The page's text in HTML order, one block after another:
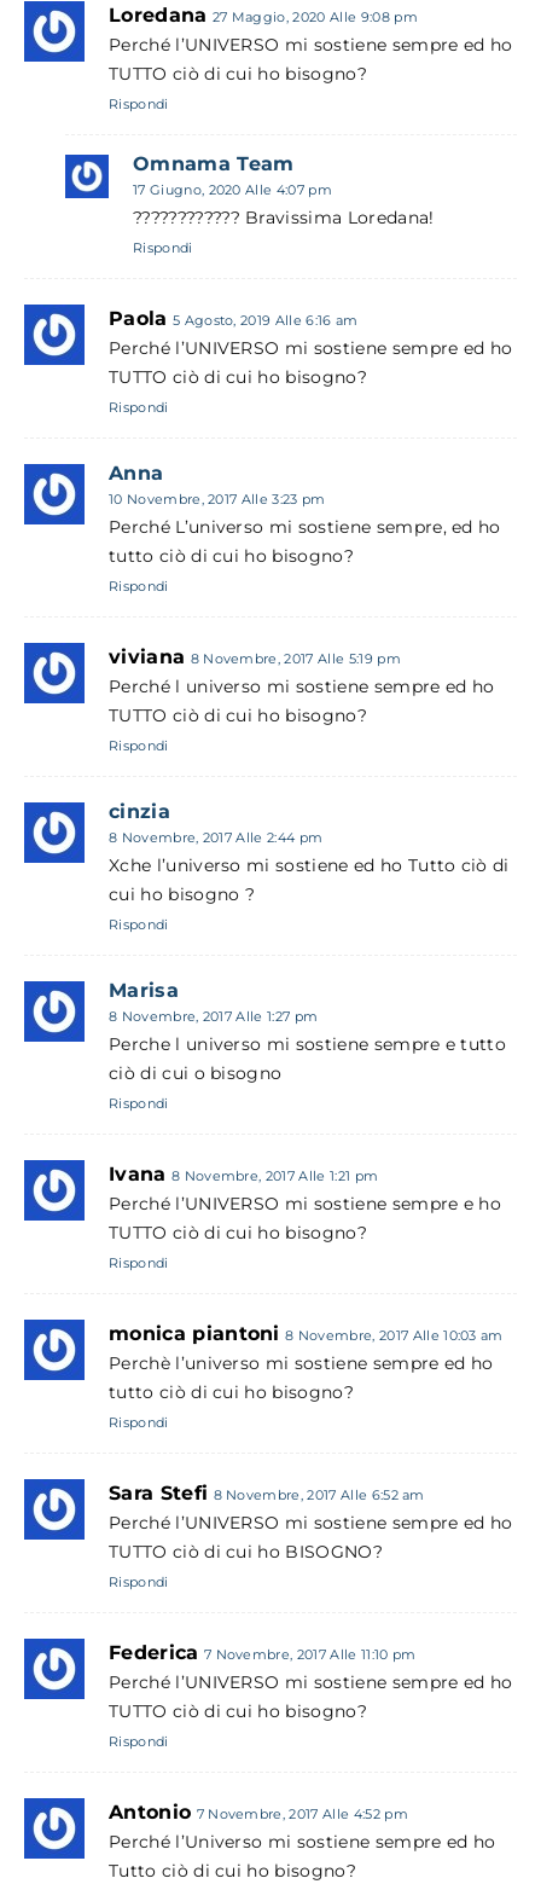
Loredana 27 Maggio, 2020 Alle 9:08 pm
Perché l’UNIVERSO mi sostiene sempre ed ho
TUTTO ciò di cui ho bisogno?
Rispondi
Omnama Team
17 Giugno, 2020 Alle 4:07 pm
???????????? Bravissima Loredana!
Rispondi
Paola 5 Agosto, 2019 Alle 6:16 am
Perché l’UNIVERSO mi sostiene sempre ed ho
TUTTO ciò di cui ho bisogno?
Rispondi
Anna
10 Novembre, 2017 Alle 3:23 pm
Perché L’universo mi sostiene sempre, ed ho
tutto ciò di cui ho bisogno?
Rispondi
viviana 8 Novembre, 2017 Alle 5:19 pm
Perché l universo mi sostiene sempre ed ho
TUTTO ciò di cui ho bisogno?
Rispondi
cinzia
8 Novembre, 2017 Alle 2:44 pm
Xche l’universo mi sostiene ed ho Tutto ciò di
cui ho bisogno ?
Rispondi
Marisa
8 Novembre, 2017 Alle 1:27 pm
Perche l universo mi sostiene sempre e tutto
ciò di cui o bisogno
Rispondi
Ivana 8 Novembre, 2017 Alle 1:21 pm
Perché l’UNIVERSO mi sostiene sempre e ho
TUTTO ciò di cui ho bisogno?
Rispondi
monica piantoni 8 Novembre, 2017 Alle 10:03 am
Perchè l’universo mi sostiene sempre ed ho
tutto ciò di cui ho bisogno?
Rispondi
Sara Stefi 8 Novembre, 2017 Alle 6:52 am
Perché l’UNIVERSO mi sostiene sempre ed ho
TUTTO ciò di cui ho BISOGNO?
Rispondi
Federica 7 Novembre, 2017 Alle 11:10 pm
Perché l’UNIVERSO mi sostiene sempre ed ho
TUTTO ciò di cui ho bisogno?
Rispondi
Antonio 7 Novembre, 2017 Alle 4:52 pm
Perché l’Universo mi sostiene sempre ed ho
Tutto ciò di cui ho bisogno?